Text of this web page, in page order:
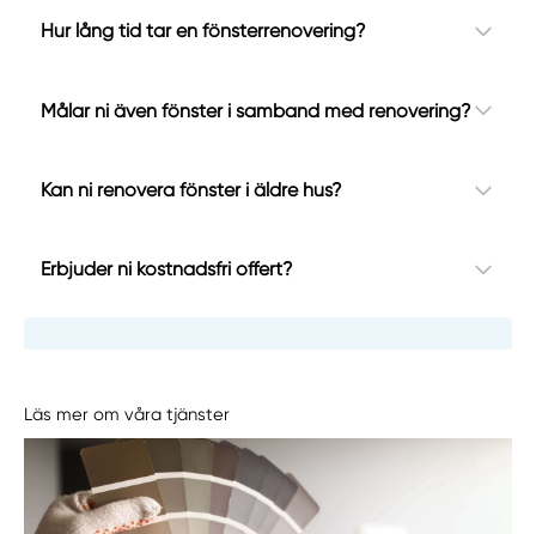
Hur lång tid tar en fönsterrenovering?
Målar ni även fönster i samband med renovering?
Kan ni renovera fönster i äldre hus?
Erbjuder ni kostnadsfri offert?
Läs mer om våra tjänster